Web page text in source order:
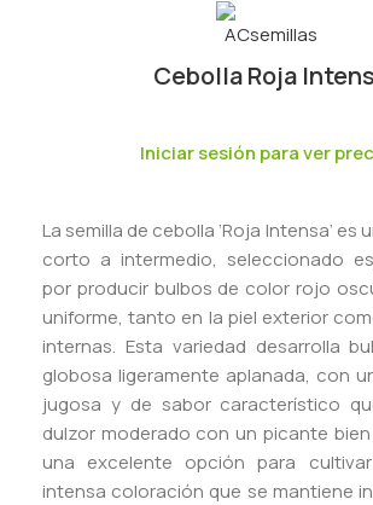
Cebolla Roja
Iniciar sesión para ver
La semilla de cebolla ‘Roja Intensa’ es
corto a intermedio, seleccionado
por producir bulbos de color rojo
uniforme, tanto en la piel exterior
internas. Esta variedad desarrolla
globosa ligeramente aplanada, con
jugosa y de sabor característico
dulzor moderado con un picante bien
una excelente opción para
intensa coloración que se mantiene